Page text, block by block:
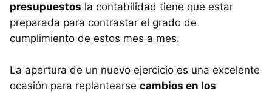
presupuestos la contabilidad tiene que estar
preparada para contrastar el grado de
cumplimiento de estos mes a mes.
La apertura de un nuevo ejercicio es una excelente
ocasión para replantearse cambios en los